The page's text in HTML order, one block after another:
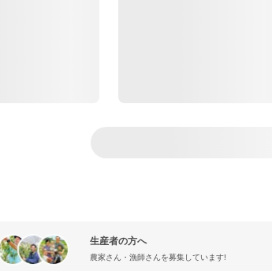
生産者の方へ
農家さん・漁師さんを募集しています!